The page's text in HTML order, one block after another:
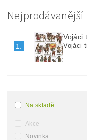
Nejprodávanější
1.
Vojáci
Vojáci
Na skladě
Akce
Novinka